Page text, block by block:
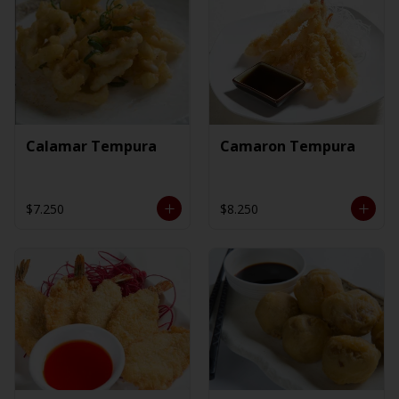
Calamar Tempura
$7.250
Camaron Tempura
$8.250